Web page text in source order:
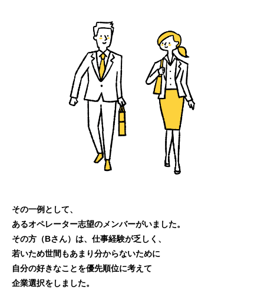
その一例として、
あるオペレーター志望のメンバーがいました。
その方（Bさん）は、仕事経験が乏しく、
若いため世間もあまり分からないために
自分の好きなことを優先順位に考えて
企業選択をしました。